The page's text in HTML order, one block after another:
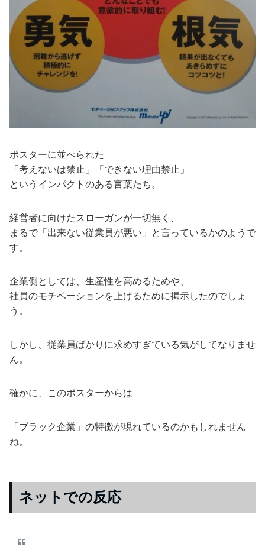
ポスターに並べられた
「考えないは禁止」「できない理由禁止」
というインパクトのある言葉たち。
経営者に向けたスローガンが一切無く、
まるで「出来ない従業員が悪い」と言っているかのようで
す。
企業側としては、生産性を高めるためや、
社員のモチベーションを上げるために掲示したのでしょ
う。
しかし、従業員ばかりに求めすぎている気がしてなりませ
ん。
確かに、このポスターからは
「ブラック企業」の特徴が現れているのかもしれません
ね。
ネットでの反応